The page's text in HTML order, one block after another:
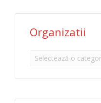
Organizatii
Organizatii